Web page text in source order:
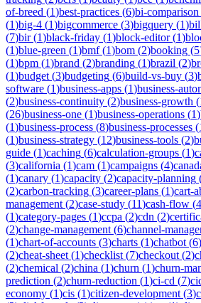
of-breed (1)best-practices (6)bi-comparison
(1)big-4 (1)bigcommerce (3)bigquery (1)
(7)bir(1)black-friday (1)block-editor(1)
(1)blue-green (1)bmf(1)bom (2)booking (5
(1)bpm (1)brand (2)branding (1)brazil (2)
(1)budget (3)budgeting (6)build-vs-buy (3)
software (1)business-apps (1)business-
(2)business-continuity (2)business-growth (
(26)business-one (1)business-operations (1)
(1)business-process (8)business-processes (
(1)business-strategy (12)business-tools (2)
guide (1)caching (6)calculation-groups (1)
(3)california (1)cam (1)campaigns (4)
(1)canary (1)capacity (2)capacity-planning
(2)carbon-tracking (3)career-plans (1)cart-
management (2)case-study (11)cash-flow (4
(1)category-pages (1)ccpa (2)cdn (2)
(2)change-management (6)channel-
(1)chart-of-accounts (3)charts (1)chatbot (6)
(2)cheat-sheet (1)checklist (7)checkout (2)
(2)chemical (2)china (1)churn (1)churn-
prediction (2)churn-reduction (1)ci-cd (7)
economy (1)cis (1)citizen-development (3)